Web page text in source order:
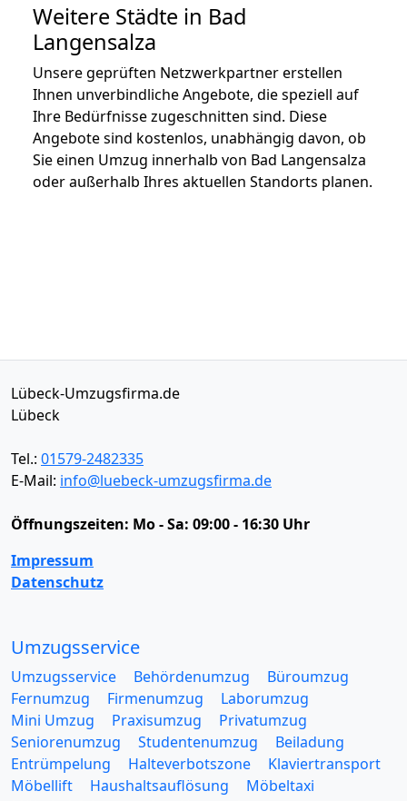
Weitere Städte in Bad
Langensalza
Unsere geprüften Netzwerkpartner erstellen
Ihnen unverbindliche Angebote, die speziell auf
Ihre Bedürfnisse zugeschnitten sind. Diese
Angebote sind kostenlos, unabhängig davon, ob
Sie einen Umzug innerhalb von Bad Langensalza
oder außerhalb Ihres aktuellen Standorts planen.
Lübeck-Umzugsfirma.de
Lübeck
Tel.: 01579-2482335
E-Mail: info@luebeck-umzugsfirma.de
Öffnungszeiten: Mo - Sa: 09:00 - 16:30 Uhr
Impressum
Datenschutz
Umzugsservice
Umzugsservice Behördenumzug
Büroumzug
Fernumzug
Firmenumzug
Laborumzug
Mini Umzug
Praxisumzug
Privatumzug
Seniorenumzug
Studentenumzug
Beiladung
Entrümpelung
Halteverbotszone
Klaviertransport
Möbellift
Haushaltsauflösung
Möbeltaxi